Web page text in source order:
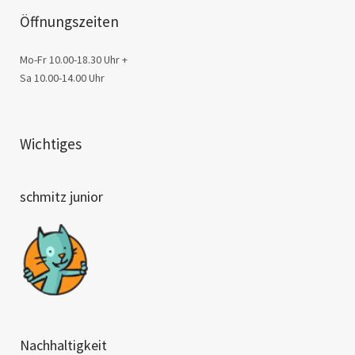
Öffnungszeiten
Mo-Fr 10.00-18.30 Uhr +
Sa 10.00-14.00 Uhr
Wichtiges
schmitz junior
Nachhaltigkeit